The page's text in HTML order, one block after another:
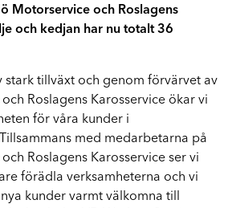
av vindruta
Motorservice och Roslagens
och kedjan har nu totalt 36
stark tillväxt och genom förvärvet av
Roslagens Karosservice ökar vi
för våra kunder i
med medarbetarna på
Roslagens Karosservice ser vi
förädla verksamheterna och vi
kunder varmt välkomna till